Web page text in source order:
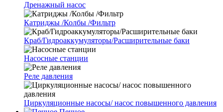
Дренажный насос
Катриджы /Колбы /Фильтр
Краб/Гидроаккумуляторы/Расширительные баки
Насосные станции
Реле давления
Циркуляционные насосы/ насос повышенного давления